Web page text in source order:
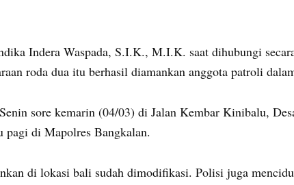
Indera Waspada, S.I.K., M.I.K. saat dihubungi
roda dua itu berhasil diamankan anggota patroli
sore kemarin (04/03) di Jalan Kembar Kinibalu,
pagi di Mapolres Bangkalan.
di lokasi bali sudah dimodifikasi. Polisi juga